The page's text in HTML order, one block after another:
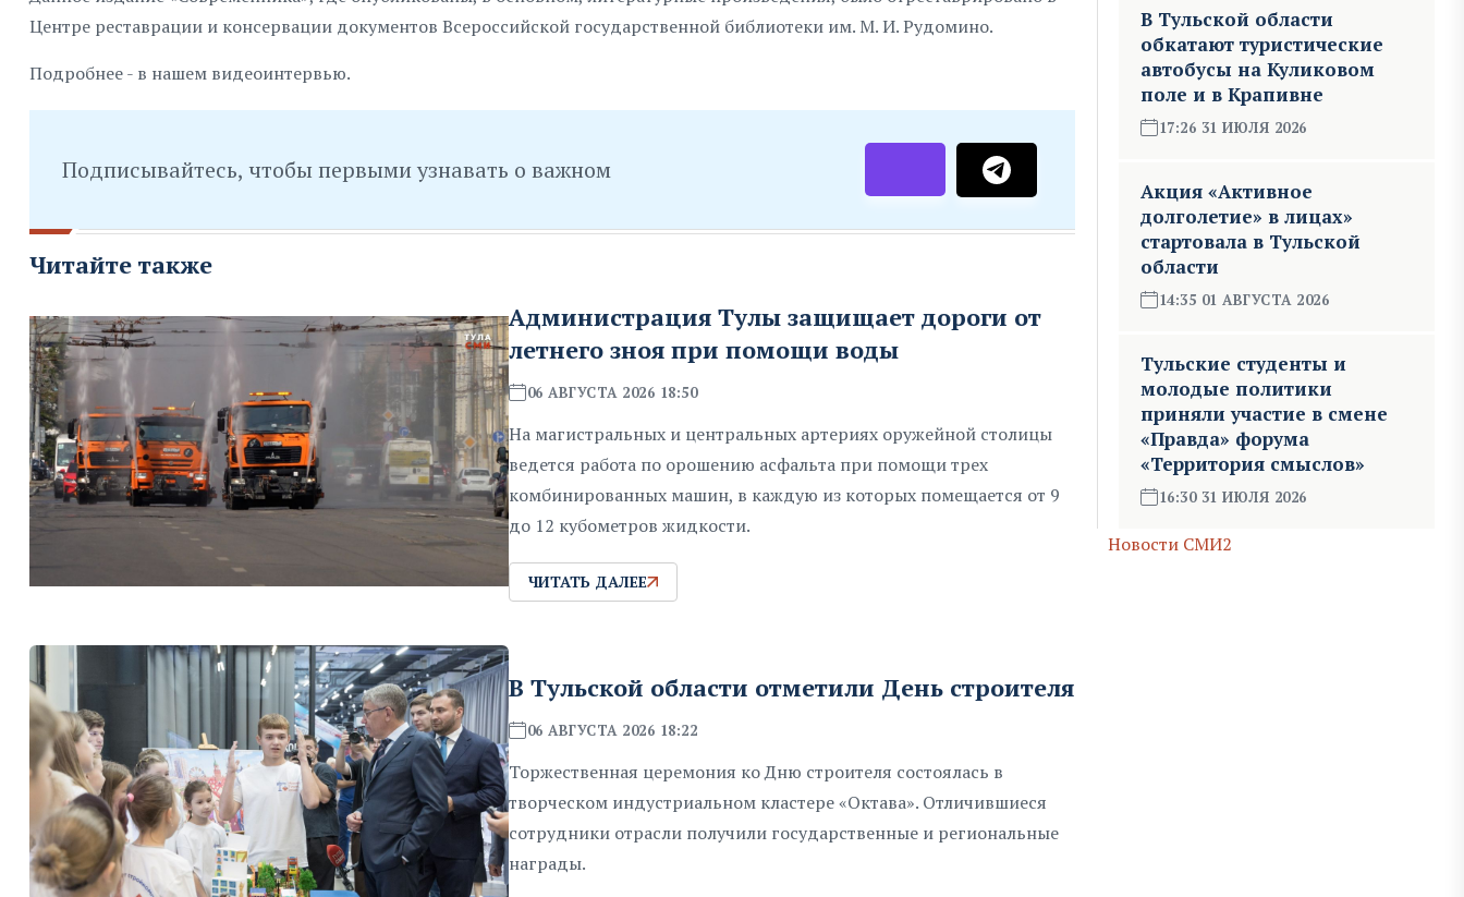
Центре реставрации и консервации документов Всероссийской государственной библиотеки им. М. И. Рудомино.
Подробнее - в нашем видеоинтервью.
Подписывайтесь, чтобы первыми узнавать о важном
Читайте также
Администрация Тулы защищает дороги от
летнего зноя при помощи воды
06 АВГУСТА 2026 18:50
На магистральных и центральных артериях оружейной столицы
ведется работа по орошению асфальта при помощи трех
комбинированных машин, в каждую из которых помещается от 9
до 12 кубометров жидкости.
ЧИТАТЬ ДАЛЕЕ
В Тульской области отметили День строителя
06 АВГУСТА 2026 18:22
Торжественная церемония ко Дню строителя состоялась в
творческом индустриальном кластере «Октава». Отличившиеся
сотрудники отрасли получили государственные и региональные
награды.
В Тульской области
обкатают туристические
автобусы на Куликовом
поле и в Крапивне
17:26 31 ИЮЛЯ 2026
Акция «Активное
долголетие» в лицах»
стартовала в Тульской
области
14:35 01 АВГУСТА 2026
Тульские студенты и
молодые политики
приняли участие в смене
«Правда» форума
«Территория смыслов»
16:30 31 ИЮЛЯ 2026
Новости СМИ2